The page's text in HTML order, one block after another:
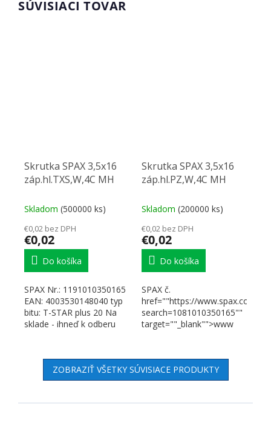
SÚVISIACI TOVAR
Skrutka SPAX 3,5x16
záp.hl.TXS,W,4C MH
Skladom (500000 ks)
€0,02 bez DPH
€0,02
Do košíka
SPAX Nr.: 1191010350165
EAN: 4003530148040 typ
bitu: T-STAR plus 20 Na
sklade - ihneď k odberu
Skrutka SPAX 3,5x16
záp.hl.PZ,W,4C MH
Skladom (200000 ks)
€0,02 bez DPH
€0,02
Do košíka
SPAX č.
href=""https://www.spax.com/
search=1081010350165""
target=""_blank"">www
ZOBRAZIŤ VŠETKY SÚVISIACE PRODUKTY